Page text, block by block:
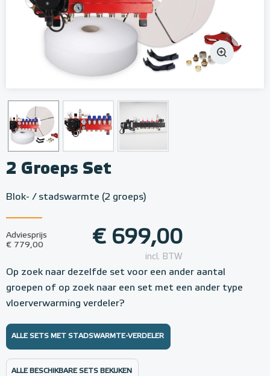
2 Groeps Set
Blok- / stadswarmte (2 groeps)
Adviesprijs
€ 779,00
€ 699,00
incl. BTW
Op zoek naar dezelfde set voor een ander aantal
groepen of op zoek naar een set met een ander type
vloerverwarming verdeler?
ALLE SETS MET STADSWARMTE-VERDELER
ALLE BESCHIKBARE SETS BEKIJKEN